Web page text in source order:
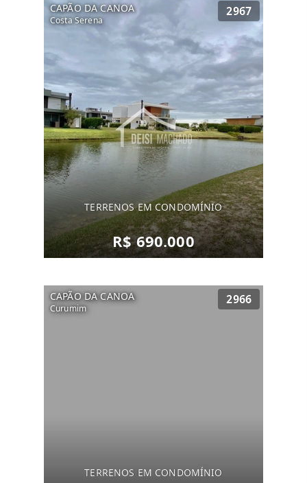
CAPÃO DA CANOA
Costa Serena
2967
TERRENOS EM CONDOMÍNIO
R$ 690.000
CAPÃO DA CANOA
Curumim
2966
TERRENOS EM CONDOMÍNIO